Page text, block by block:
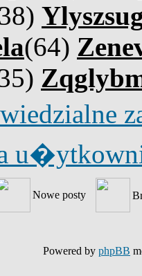
(64)
Nowe posty
Powered by phpBB